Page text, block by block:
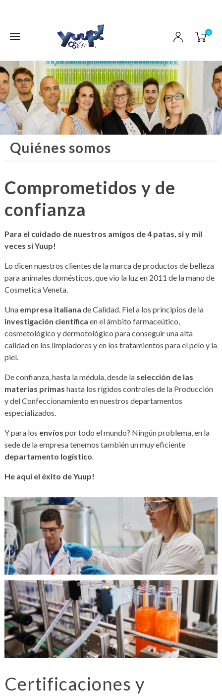
0
Quiénes somos
Comprometidos y de
confianza
Para el cuidado de nuestros amigos de 4 patas, si y mil
veces si Yuup!
Lo dicen nuestros clientes de la marca de productos de belleza
para animales domésticos, que vio la luz en 2011 de la mano de
Cosmetica Veneta.
Una empresa italiana de Calidad. Fiel a los principios de la
investigación científica en el ámbito farmaceútico,
cosmetológico y dermotológico para conseguir una alta
calidad en los limpiadores y en los tratamientos para el pelo y la
piel.
De confianza, hasta la médula, desde la selección de las
materias primas hasta los rígidos controles de la Producción
y del Confeccionamiento en nuestros departamentos
especializados.
Y para los envíos por todo el mundo? Ningún problema, en la
sede de la empresa tenemos también un muy eficiente
departamento logístico.
He aquí el éxito de Yuup!
Certificaciones y